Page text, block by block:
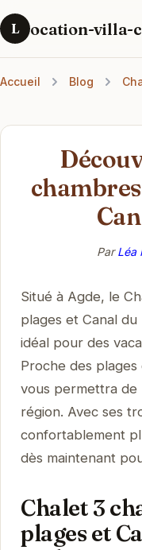
L ocation-villa-
Accueil Blog
ParLéa
Situé à Agde, le
plages et Canal
idéal pour des
Proche des
vous permettra
région. Avec ses
confortablement
dès maintenant
Chalet 3
plages et